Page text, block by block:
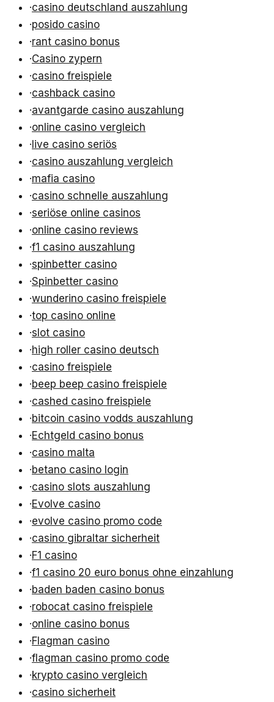
·casino deutschland auszahlung
·posido casino
·rant casino bonus
·Casino zypern
·casino freispiele
·cashback casino
·avantgarde casino auszahlung
·online casino vergleich
·live casino seriös
·casino auszahlung vergleich
·mafia casino
·casino schnelle auszahlung
·seriöse online casinos
·online casino reviews
·f1 casino auszahlung
·spinbetter casino
·Spinbetter casino
·wunderino casino freispiele
·top casino online
·slot casino
·high roller casino deutsch
·casino freispiele
·beep beep casino freispiele
·cashed casino freispiele
·bitcoin casino vodds auszahlung
·Echtgeld casino bonus
·casino malta
·betano casino login
·casino slots auszahlung
·Evolve casino
·evolve casino promo code
·casino gibraltar sicherheit
·F1 casino
·f1 casino 20 euro bonus ohne einzahlung
·baden baden casino bonus
·robocat casino freispiele
·online casino bonus
·Flagman casino
·flagman casino promo code
·krypto casino vergleich
·casino sicherheit